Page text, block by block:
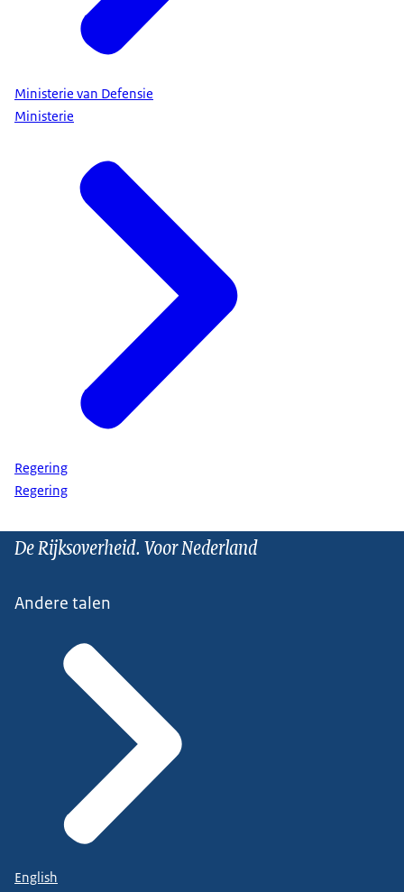
Ministerie van Defensie
Ministerie
Regering
Regering
De Rijksoverheid. Voor Nederland
Andere talen
English